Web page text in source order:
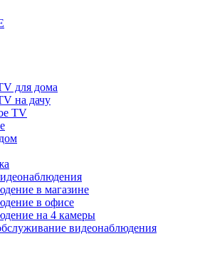
для дома
на дачу
TV
в магазине
в офисе
на 4 камеры
видеонаблюдения